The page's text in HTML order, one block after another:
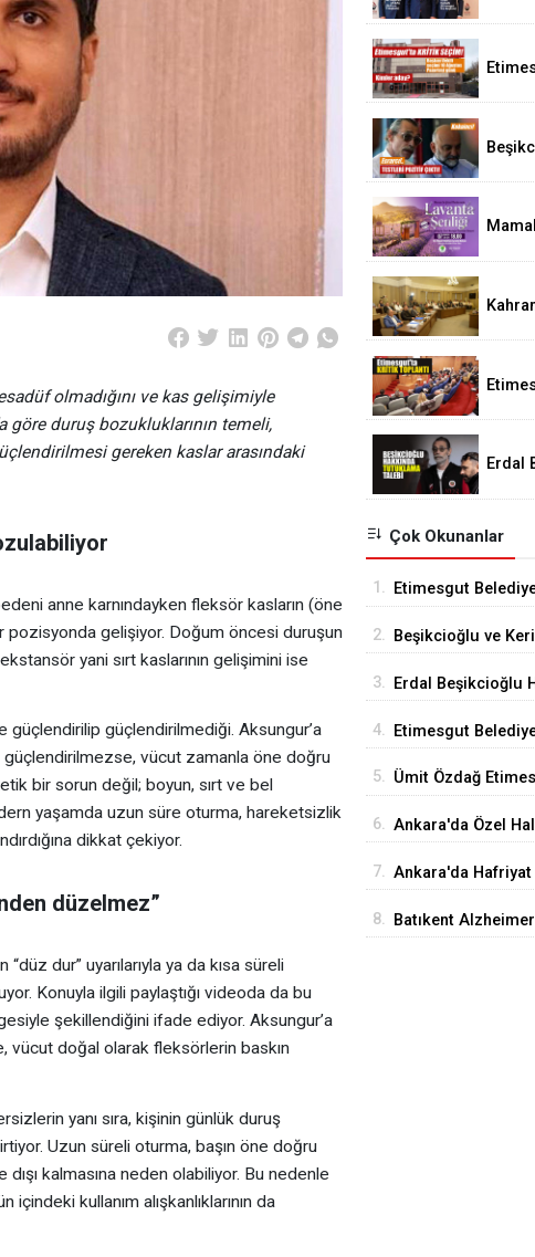
olmadığını ve kas gelişimiyle
duruş bozukluklarının temeli,
gereken kaslar arasındaki
anne karnındayken fleksör kasların (öne
pozisyonda gelişiyor. Doğum öncesi duruşun
yani sırt kaslarının gelişimini ise
güçlendirilip güçlendirilmediği. Aksungur’a
vücut zamanla öne doğru
bir sorun değil; boyun, sırt ve bel
yaşamda uzun süre oturma, hareketsizlik
dikkat çekiyor.
düzelmez”
dur” uyarılarıyla ya da kısa süreli
Konuyla ilgili paylaştığı videoda da bu
şekillendiğini ifade ediyor. Aksungur’a
vücut doğal olarak fleksörlerin baskın
yanı sıra, kişinin günlük duruş
Uzun süreli oturma, başın öne doğru
kalmasına neden olabiliyor. Bu nedenle
kullanım alışkanlıklarının da
Pozitif
Erdal
Çok Okunanlar
1. Etimesgut
2. Beşikcioğlu ve
3. Erdal Beşikcioğlu
4. Etimesgut
5. Ümit Özdağ
6. Ankara'da Özel
7. Ankara'da
8. Batıkent